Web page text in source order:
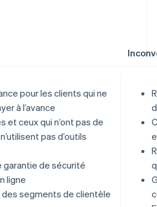
pour les clients qui ne
à l’avance
et ceux qui n’ont pas de
pas d’outils
garantie de sécurité
ligne
des segments de clientèle